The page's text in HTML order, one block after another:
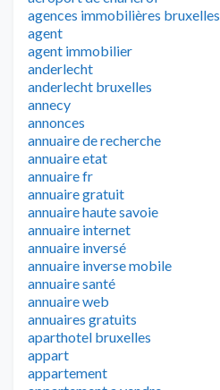
agences immobilières bruxelles
agent
agent immobilier
anderlecht
anderlecht bruxelles
annecy
annonces
annuaire de recherche
annuaire etat
annuaire fr
annuaire gratuit
annuaire haute savoie
annuaire internet
annuaire inversé
annuaire inverse mobile
annuaire santé
annuaire web
annuaires gratuits
aparthotel bruxelles
appart
appartement